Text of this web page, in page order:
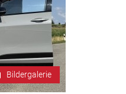
Bildergalerie